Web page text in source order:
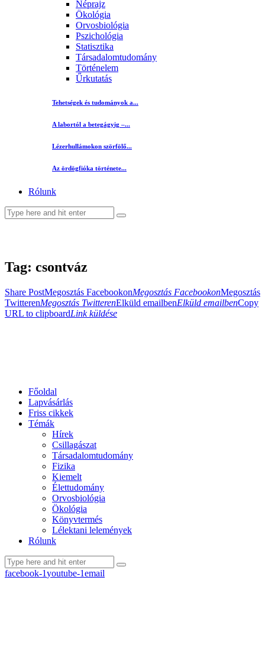
Néprajz
Ökológia
Orvosbiológia
Pszichológia
Statisztika
Társadalomtudomány
Történelem
Űrkutatás
Tehetségek és tudományok a...
A labortól a betegágyig –...
Lézerhullámokon szörfölő...
Az ördögfióka története...
Rólunk
Tag: csontváz
Share PostMegosztás FacebookonMegosztás FacebookonMegosztás
TwitterenMegosztás TwitterenElküld emailbenElküld emailbenCopy
URL to clipboardLink küldése
Főoldal
Lapvásárlás
Friss cikkek
Témák
Hírek
Csillagászat
Társadalomtudomány
Fizika
Kiemelt
Élettudomány
Orvosbiológia
Ökológia
Könyvtermés
Lélektani lelemények
Rólunk
facebook-1youtube-1email